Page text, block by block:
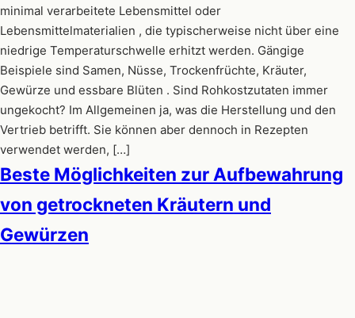
minimal verarbeitete Lebensmittel oder
Lebensmittelmaterialien , die typischerweise nicht über eine
niedrige Temperaturschwelle erhitzt werden. Gängige
Beispiele sind Samen, Nüsse, Trockenfrüchte, Kräuter,
Gewürze und essbare Blüten . Sind Rohkostzutaten immer
ungekocht? Im Allgemeinen ja, was die Herstellung und den
Vertrieb betrifft. Sie können aber dennoch in Rezepten
verwendet werden, […]
Beste Möglichkeiten zur Aufbewahrung
von getrockneten Kräutern und
Gewürzen